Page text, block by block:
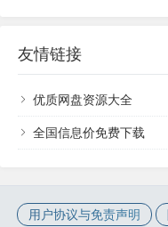
友情链接
优质网盘资源大全
全国信息价免费下载
用户协议与免责声明